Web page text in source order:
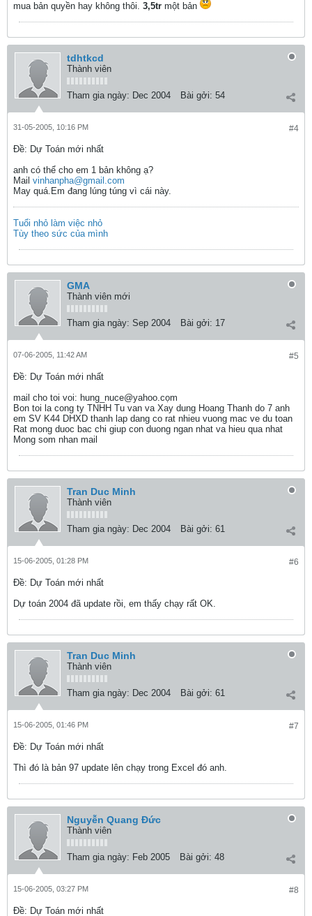
mua bản quyền hay không thôi. 3,5tr một bản
tdhtkcd
Thành viên
Tham gia ngày: Dec 2004 Bài gởi: 54
#4
31-05-2005, 10:16 PM
Ðề: Dự Toán mới nhất
anh có thể cho em 1 bản không ạ?
Mail vinhanpha@gmail.com
May quá.Em đang lúng túng vì cái này.
Tuổi nhỏ làm việc nhỏ
Tùy theo sức của mình
GMA
Thành viên mới
Tham gia ngày: Sep 2004 Bài gởi: 17
#5
07-06-2005, 11:42 AM
Ðề: Dự Toán mới nhất
mail cho toi voi: hung_nuce@yahoo.cọm
Bon toi la cong ty TNHH Tu van va Xay dung Hoang Thanh do 7 anh
em SV K44 DHXD thanh lap dang co rat nhieu vuong mac ve du toan
Rat mong duoc bac chi giup con duong ngan nhat va hieu qua nhat
Mong som nhan mail
Tran Duc Minh
Thành viên
Tham gia ngày: Dec 2004 Bài gởi: 61
#6
15-06-2005, 01:28 PM
Ðề: Dự Toán mới nhất
Dự toán 2004 đã update rồi, em thấy chạy rất OK.
Tran Duc Minh
Thành viên
Tham gia ngày: Dec 2004 Bài gởi: 61
#7
15-06-2005, 01:46 PM
Ðề: Dự Toán mới nhất
Thì đó là bản 97 update lên chạy trong Excel đó anh.
Nguyễn Quang Đức
Thành viên
Tham gia ngày: Feb 2005 Bài gởi: 48
#8
15-06-2005, 03:27 PM
Ðề: Dự Toán mới nhất